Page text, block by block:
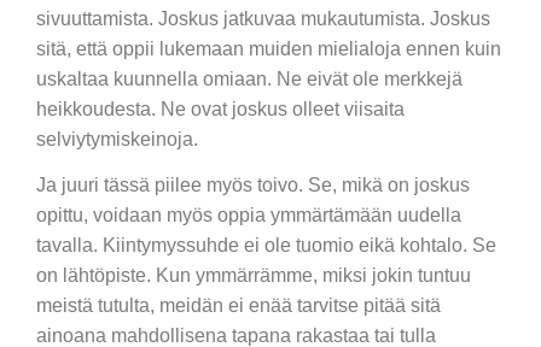
sivuuttamista. Joskus jatkuvaa mukautumista. Joskus
sitä, että oppii lukemaan muiden mielialoja ennen kuin
uskaltaa kuunnella omiaan. Ne eivät ole merkkejä
heikkoudesta. Ne ovat joskus olleet viisaita
selviytymiskeinoja.
Ja juuri tässä piilee myös toivo. Se, mikä on joskus
opittu, voidaan myös oppia ymmärtämään uudella
tavalla. Kiintymyssuhde ei ole tuomio eikä kohtalo. Se
on lähtöpiste. Kun ymmärrämme, miksi jokin tuntuu
meistä tutulta, meidän ei enää tarvitse pitää sitä
ainoana mahdollisena tapana rakastaa tai tulla